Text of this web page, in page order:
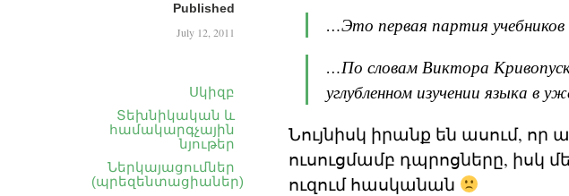
Published
July 12, 2011
Սկիզբ
Տեխնիկական և
համակարգչային
նյութեր
Ներկայացումներ
(պրեզենտացիաներ)
…Это первая партия
…По словам Виктора
углубленном изучении языка в
Նույնիսկ իրանք են ասում,
ուսուցմամբ դպրոցները, իսկ
ուզում հասկանան